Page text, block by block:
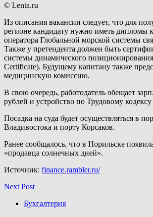
© Lenta.ru
Из описания вакансии следует, что для
регионе кандидату нужно иметь дипломы
оператора Глобальной морской системы
Также у претендента должен быть
системы динамического
Certificate). Будущему капитану также
медицинскую комиссию.
В свою очередь, работодатель обещает
рублей и устройство по Трудовому
Посадка на суда будет осуществляться в
Владивостока и порту Корсаков.
Ранее сообщалось, что в Норильске
«продавца солнечных дней».
Источник: finance.rambler.ru/
Next Post
Бухгалтерия